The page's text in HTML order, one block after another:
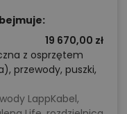
19 670,00 zł
z osprzętem
przewody, puszki,
LappKabel,